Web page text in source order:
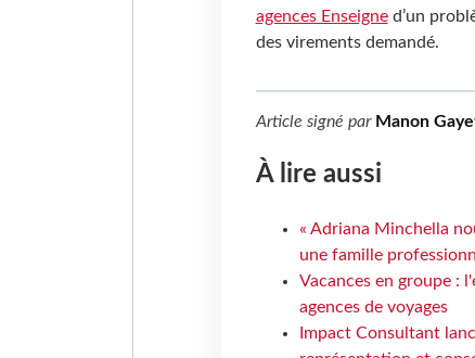
agences Enseigned’un
des virements demandé.
Article signé par Manon
À lire aussi
« Adriana Minchella
une famille
Vacances en groupe :
agences de voyages
Impact Consultant